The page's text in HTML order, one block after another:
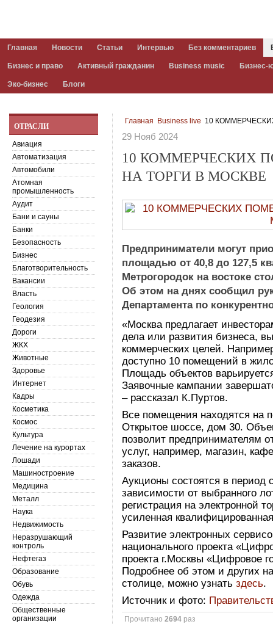
Главная Новости Статьи Интервью Без комментариев
Бизнес и право Активный гражданин Business music Бизнес-
Эко-бизнес Блоги
Главная Business live 10
29 Нояб 2024
10 КОММЕРЧЕСКИХ
НА ТОРГИ В МОСКВЕ
Предприниматели могут
площадью от 40,8 до 127,5
Метрогородок на востоке
Об этом на днях сообщил
Департамента по
«Москва предлагает
дела или развития бизнеса,
коммерческих целей.
доступно 10 помещений в
Площадь объектов
Заявочные кампании
– рассказал К.Пуртов.
Все помещения находятся на
Открытое шоссе, дом 30.
позволит предпринимателям
услуг, например, магазин,
заказов.
Аукционы состоятся в период
зависимости от выбранного
регистрация на электронной
усиленная
Развитие электронных
национального проекта
проекта г.Москвы «Цифровое
Подробнее об этом и других
столице, можно узнатьздесь.
Источник и фото:
Прочитано2694 раз
ОТРАСЛИ
Авиация
Автоматизация
Автомобили
Атомная
промышленность
Аудит
Бани и сауны
Банки
Безопасность
Бизнес
Благотворительность
Вакансии
Власть
Геология
Геодезия
Дороги
ЖКХ
Животные
Здоровье
Интернет
Кадры
Косметика
Космос
Культура
Лечение на курортах
Лошади
Машиностроение
Медицина
Металл
Наука
Недвижимость
Неразрушающий
контроль
Нефтегаз
Образование
Обувь
Одежда
Общественные
организации